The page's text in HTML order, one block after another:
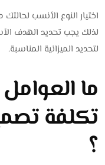
اختيار النوع الأنسب
لذلك يجب تحديد الهدف
لتحديد الميزانية المناسبة.
ما
تكلفة
؟